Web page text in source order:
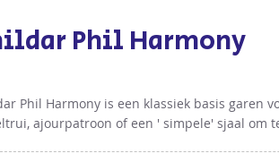
Phil Harmony
Phil Harmony is een klassiek basis garen
ajourpatroon of een ' simpele' sjaal om